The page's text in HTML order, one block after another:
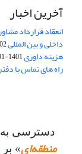
آخرین اخبار
انعقاد قرارداد
داخلی و بین المللی28
هزینه داوری1401-01-01
راه های تماس با
دسترسی به
منطقه‌ای»